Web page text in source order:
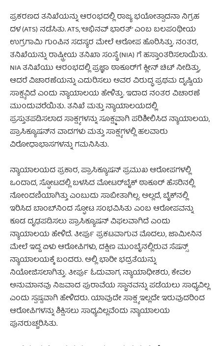
ಪ್ರಕರಣದ ತನಿಖೆಯನ್ನು ಆರಂಭದಲ್ಲಿ ರಾಜ್ಯ ಭಯೋತ್ಪಾದನಾ ನಿಗ್ರಹ
ದಳ (ATS) ನಡೆಸಿತು. ATS, ‘ಅಭಿನವ್ ಭಾರತ್’ ಎಂಬ ಬಲಪಂಥೀಯ
ಉಗ್ರಗಾಮಿ ಗುಂಪಿನ ಸದಸ್ಯರ ಮೇಲೆ ಆರೋಪ ಹೊರಿಸಿತ್ತು. ನಂತರ,
ತನಿಖೆಯನ್ನು ರಾಷ್ಟ್ರೀಯ ತನಿಖಾ ಸಂಸ್ಥೆ (NIA) ಗೆ ಹಸ್ತಾಂತರಿಸಲಾಯಿತು.
NIA ತನಿಖೆಯು ಆರಂಭದಲ್ಲಿ ಪ್ರಜ್ಞಾ ಠಾಕೂರ್‌ಗೆ ಕ್ಲೀನ್ ಚಿಟ್ ನೀಡಿತ್ತು,
ಆದರೆ ವಿಚಾರಣೆಯನ್ನು ಎದುರಿಸಲು ಅವರ ವಿರುದ್ಧ ಪ್ರಥಮ ದೃಷ್ಟಿಯ
ಸಾಕ್ಷ್ಯವಿದೆ ಎಂದು ನ್ಯಾಯಾಲಯ ಹೇಳಿತ್ತು. ಇದಾದ ನಂತರ ವಿಚಾರಣೆ
ಮುಂದುವರೆಯಿತು. ತನಿಖೆ ಮತ್ತು ನ್ಯಾಯಾಲಯದಲ್ಲಿ
ಪ್ರಸ್ತುತಪಡಿಸಲಾದ ಸಾಕ್ಷ್ಯಗಳನ್ನು ಸೂಕ್ಷ್ಮವಾಗಿ ಪರಿಶೀಲಿಸಿದ ನ್ಯಾಯಾಲಯ,
ಪ್ರಾಸಿಕ್ಯೂಷನ್‌ನ ವಾದಗಳು ಮತ್ತು ಸಾಕ್ಷ್ಯಗಳಲ್ಲಿ ಹಲವಾರು
ವಿರೋಧಾಭಾಸಗಳನ್ನು ಗಮನಿಸಿತು.
ನ್ಯಾಯಾಲಯದ ಪ್ರಕಾರ, ಪ್ರಾಸಿಕ್ಯೂಷನ್ ಪ್ರಮುಖ ಆರೋಪಗಳಲ್ಲಿ
ಒಂದಾದ, ಸ್ಫೋಟದಲ್ಲಿ ಬಳಸಿದ ಮೋಟರ್‌ಬೈಕ್ ಠಾಕೂರ್ ಹೆಸರಿನಲ್ಲಿ
ನೋಂದಣಿಯಾಗಿತ್ತು ಎಂಬುದು ಸಾಬೀತಾಗಿಲ್ಲ. ಅಲ್ಲದೆ, ಬೈಕ್‌ನಲ್ಲಿ
ಇರಿಸಿದ ಬಾಂಬ್‌ನಿಂದ ಸ್ಫೋಟ ಸಂಭವಿಸಿತು ಎಂಬ ಆರೋಪವನ್ನು
ಕೂಡ ದೃಢಪಡಿಸಲು ಪ್ರಾಸಿಕ್ಯೂಷನ್ ವಿಫಲವಾಗಿದೆ ಎಂದು
ನ್ಯಾಯಾಲಯ ಹೇಳಿದೆ. ತೀರ್ಪು ಪ್ರಕಟವಾಗುವ ಮೊದಲು, ಜಾಮೀನಿನ
ಮೇಲೆ ಇದ್ದ ಏಳು ಆರೋಪಿಗಳು, ದಕ್ಷಿಣ ಮುಂಬೈನಲ್ಲಿರುವ ಸೆಷನ್ಸ್
ನ್ಯಾಯಾಲಯಕ್ಕೆ ಬಂದರು. ಅಲ್ಲಿ ಭಾರೀ ಭದ್ರತೆಯನ್ನು
ನಿಯೋಜಿಸಲಾಗಿತ್ತು. ತೀರ್ಪು ಓದುವಾಗ, ನ್ಯಾಯಾಧೀಶರು, ಕೇವಲ
ಅನುಮಾನವು ನಿಜವಾದ ಪುರಾವೆಯ ಸ್ಥಾನವನ್ನು ಪಡೆಯಲು ಸಾಧ್ಯವಿಲ್ಲ
ಎಂದು ಸ್ಪಷ್ಟವಾಗಿ ಹೇಳಿದರು. ಯಾವುದೇ ಸಾಕ್ಷ್ಯ ಇಲ್ಲದೇ ಇರುವುದರಿಂದ
ಆರೋಪಿಗಳನ್ನು ಶಿಕ್ಷಿಸಲು ಸಾಧ್ಯವಿಲ್ಲವೆಂದು ನ್ಯಾಯಾಲಯ
ಪುನರುಚ್ಚರಿಸಿತು.